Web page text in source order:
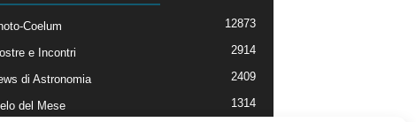
Coelum 12873
e Incontri 2914
di Astronomia 2409
del Mese 1314